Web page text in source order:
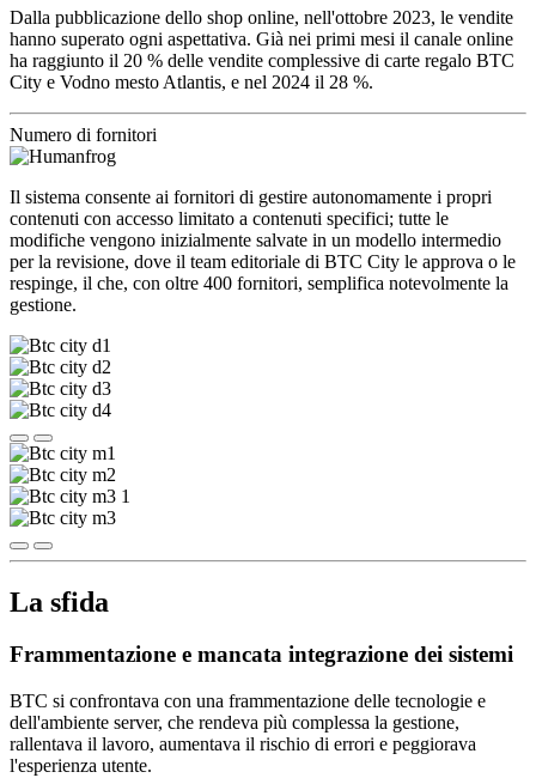
Dalla pubblicazione dello shop online, nell'ottobre 2023, le vendite
hanno superato ogni aspettativa. Già nei primi mesi il canale online
ha raggiunto il 20 % delle vendite complessive di carte regalo BTC
City e Vodno mesto Atlantis, e nel 2024 il 28 %.
Numero di fornitori
Il sistema consente ai fornitori di gestire autonomamente i propri
contenuti con accesso limitato a contenuti specifici; tutte le
modifiche vengono inizialmente salvate in un modello intermedio
per la revisione, dove il team editoriale di BTC City le approva o le
respinge, il che, con oltre 400 fornitori, semplifica notevolmente la
gestione.
La sfida
Frammentazione e mancata integrazione dei sistemi
BTC si confrontava con una frammentazione delle tecnologie e
dell'ambiente server, che rendeva più complessa la gestione,
rallentava il lavoro, aumentava il rischio di errori e peggiorava
l'esperienza utente.